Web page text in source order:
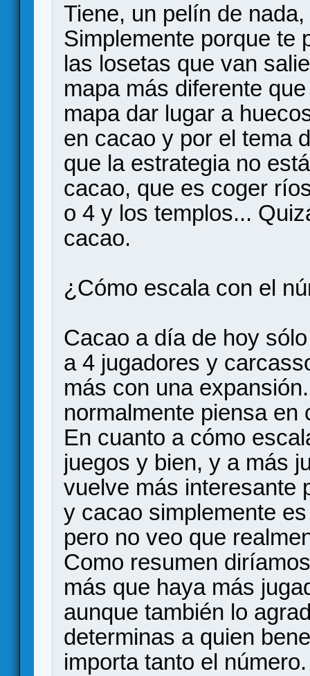
Tiene, un pelín de
Simplemente porque te
las losetas que van
mapa más diferente
mapa dar lugar a
en cacao y por el tema
que la estrategia no
cacao, que es coger
o 4 y los templos...
cacao.
¿Cómo escala con el
Cacao a día de hoy
a 4 jugadores y
más con una
normalmente piensa en
En cuanto a cómo
juegos y bien, y a más
vuelve más interesante
y cacao simplemente
pero no veo que
Como resumen
más que haya más
aunque también lo
determinas a quien
importa tanto el